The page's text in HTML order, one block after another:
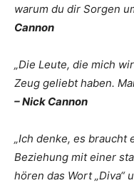
warum du dir Sorgen
Cannon
„Die Leute, die mich
Zeug geliebt haben.
– Nick Cannon
„Ich denke, es braucht
Beziehung mit einer
hören das Wort „Diva“